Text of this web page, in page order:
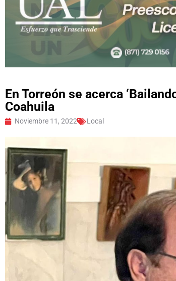
En Torreón se acerca
Coahuila
Noviembre 11, 2022 Local